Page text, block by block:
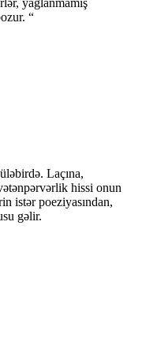
yağlanmamış
“
Laçına,
hissi onun
istər poeziyasından,
gəlir.